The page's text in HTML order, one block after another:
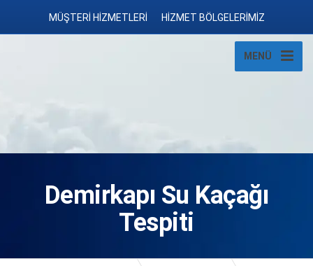
MÜŞTERİ HİZMETLERİ HİZMET BÖLGELERİMİZ
MENÜ
Demirkapı Su Kaçağı
Tespiti